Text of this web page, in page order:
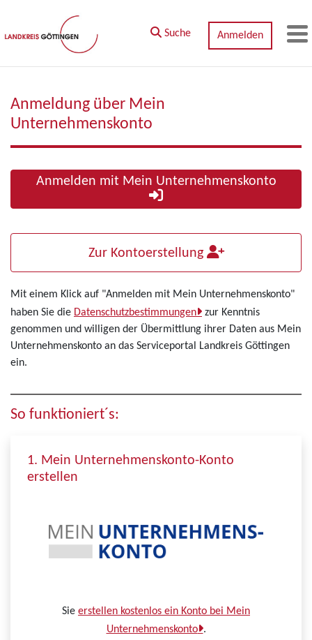
Zum Hauptinhalt springen
Suche Anmelden
Anmeldung über Mein
Unternehmenskonto
Anmelden mit Mein Unternehmenskonto
Zur Kontoerstellung
Mit einem Klick auf "Anmelden mit Mein Unternehmenskonto"
haben Sie die Datenschutzbestimmungen
zur Kenntnis
genommen und willigen der Übermittlung ihrer Daten aus Mein
Unternehmenskonto an das Serviceportal Landkreis Göttingen
ein.
So funktioniert´s:
1. Mein Unternehmenskonto-Konto
erstellen
Sie erstellen kostenlos ein Konto bei Mein
Unternehmenskonto .